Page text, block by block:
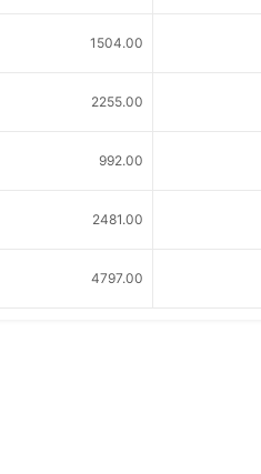
1504.00
2255.00
992.00
2481.00
4797.00